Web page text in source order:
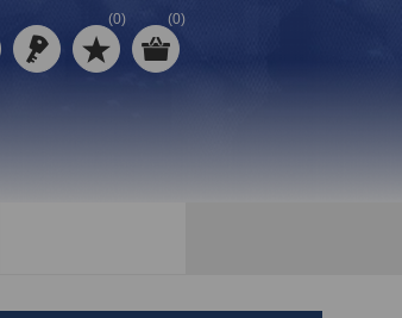
(0) (0)